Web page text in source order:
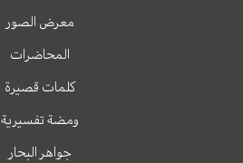
معرض الصور
المحاضرات
كلمات قصيرة
ومضة تفسيرية
جواهر البحار